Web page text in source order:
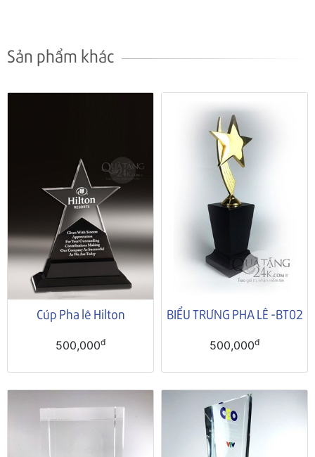
Sản phẩm khác
Cúp Pha lê Hilton
500,000đ
BIỂU TRƯNG PHA LÊ -BT02
500,000đ